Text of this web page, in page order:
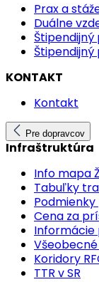
Prax a
Duálne
Štipendijný
Štipendijný
KONTAKT
Kontakt
Pre dopravcov
Infraštruktúra
Info mapa
Tabuľky
Cena za
Koridory
TTR v SR